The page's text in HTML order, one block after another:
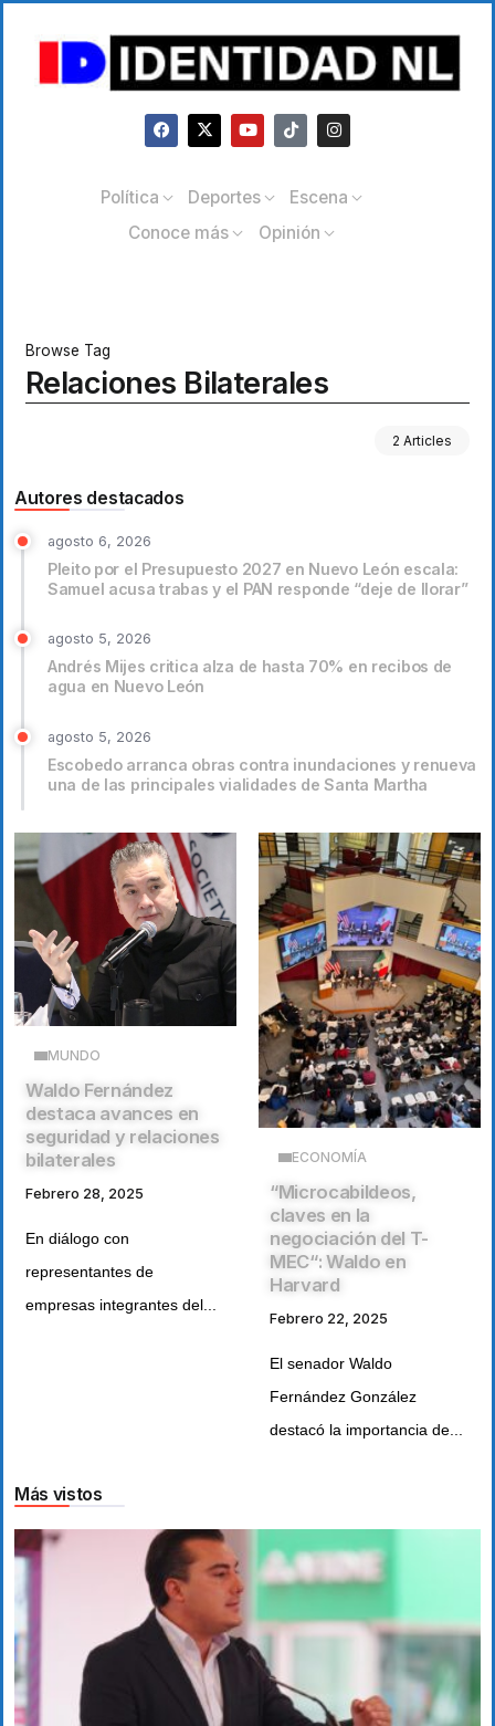
Política Deportes
Escena
Conoce más
Opinión
Browse Tag
Relaciones Bilaterales
2 Articles
Autores destacados
agosto 6, 2026
Pleito por el Presupuesto 2027 en Nuevo León escala:
Samuel acusa trabas y el PAN responde “deje de llorar”
agosto 5, 2026
Andrés Mijes critica alza de hasta 70% en recibos de
agua en Nuevo León
agosto 5, 2026
Escobedo arranca obras contra inundaciones y renueva
una de las principales vialidades de Santa Martha
MUNDO
Waldo Fernández
destaca avances en
seguridad y relaciones
bilaterales
Febrero 28, 2025
En diálogo con
representantes de
empresas integrantes del...
ECONOMÍA
“Microcabildeos,
claves en la
negociación del T-
MEC“: Waldo en
Harvard
Febrero 22, 2025
El senador Waldo
Fernández González
destacó la importancia de...
Más vistos